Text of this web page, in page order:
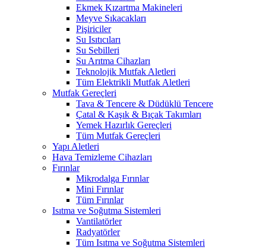
Ekmek Kızartma Makineleri
Meyve Sıkacakları
Pişiriciler
Su Isıtıcıları
Su Sebilleri
Su Arıtma Cihazları
Teknolojik Mutfak Aletleri
Tüm Elektrikli Mutfak Aletleri
Mutfak Gereçleri
Tava & Tencere & Düdüklü Tencere
Çatal & Kaşık & Bıçak Takımları
Yemek Hazırlık Gereçleri
Tüm Mutfak Gereçleri
Yapı Aletleri
Hava Temizleme Cihazları
Fırınlar
Mikrodalga Fırınlar
Mini Fırınlar
Tüm Fırınlar
Isıtma ve Soğutma Sistemleri
Vantilatörler
Radyatörler
Tüm Isıtma ve Soğutma Sistemleri